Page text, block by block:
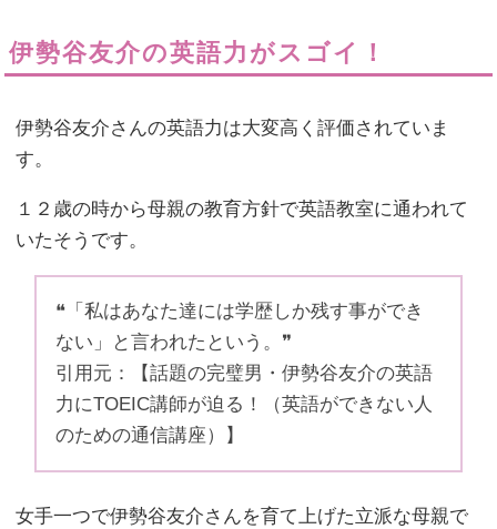
伊勢谷友介の英語力がスゴイ！
伊勢谷友介さんの英語力は大変高く評価されていま
す。
１２歳の時から母親の教育方針で英語教室に通われて
いたそうです。
❝「私はあなた達には学歴しか残す事ができ
ない」と言われたという。❞
引用元：【話題の完璧男・伊勢谷友介の英語
力にTOEIC講師が迫る！（英語ができない人
のための通信講座）】
女手一つで伊勢谷友介さんを育て上げた立派な母親で